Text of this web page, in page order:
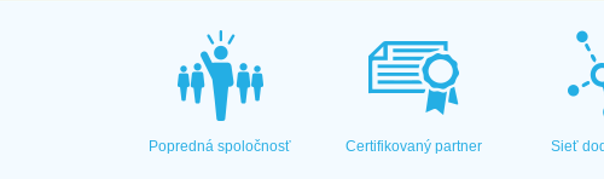
Popredná spoločnosť Certifikovaný partner Sieť